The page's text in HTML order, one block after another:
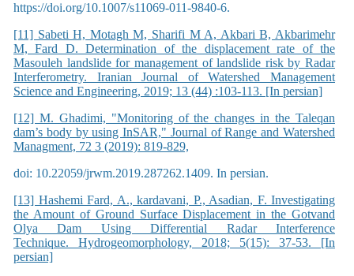
https://doi.org/10.1007/s11069-011-9840-6.
[11] Sabeti H, Motagh M, Sharifi M A, Akbari B, Akbarimehr
M, Fard D. Determination of the displacement rate of the
Masouleh landslide for management of landslide risk by Radar
Interferometry. Iranian Journal of Watershed Management
Science and Engineering, 2019; 13 (44) :103-113. [In persian]
[12] M. Ghadimi, "Monitoring of the changes in the Taleqan
dam’s body by using InSAR," Journal of Range and Watershed
Managment, 72 3 (2019): 819-829,
doi: 10.22059/jrwm.2019.287262.1409. In persian.
[13] Hashemi Fard, A., kardavani, P., Asadian, F. Investigating
the Amount of Ground Surface Displacement in the Gotvand
Olya Dam Using Differential Radar Interference
Technique. Hydrogeomorphology, 2018; 5(15): 37-53. [In
persian]